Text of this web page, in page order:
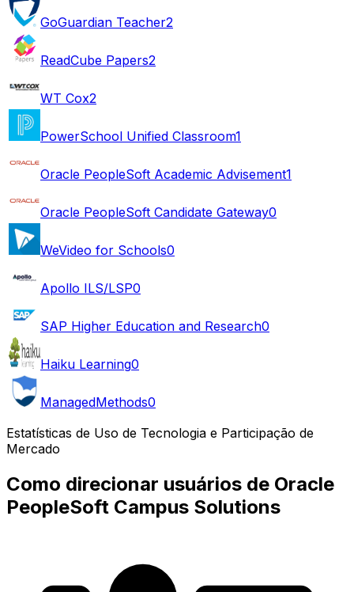
GoGuardian Teacher2
ReadCube Papers2
WT Cox2
PowerSchool Unified Classroom1
Oracle PeopleSoft Academic Advisement1
Oracle PeopleSoft Candidate Gateway0
WeVideo for Schools0
Apollo ILS/LSP0
SAP Higher Education and Research0
Haiku Learning0
ManagedMethods0
Estatísticas de Uso de Tecnologia e Participação de
Mercado
Como direcionar usuários de Oracle
PeopleSoft Campus Solutions